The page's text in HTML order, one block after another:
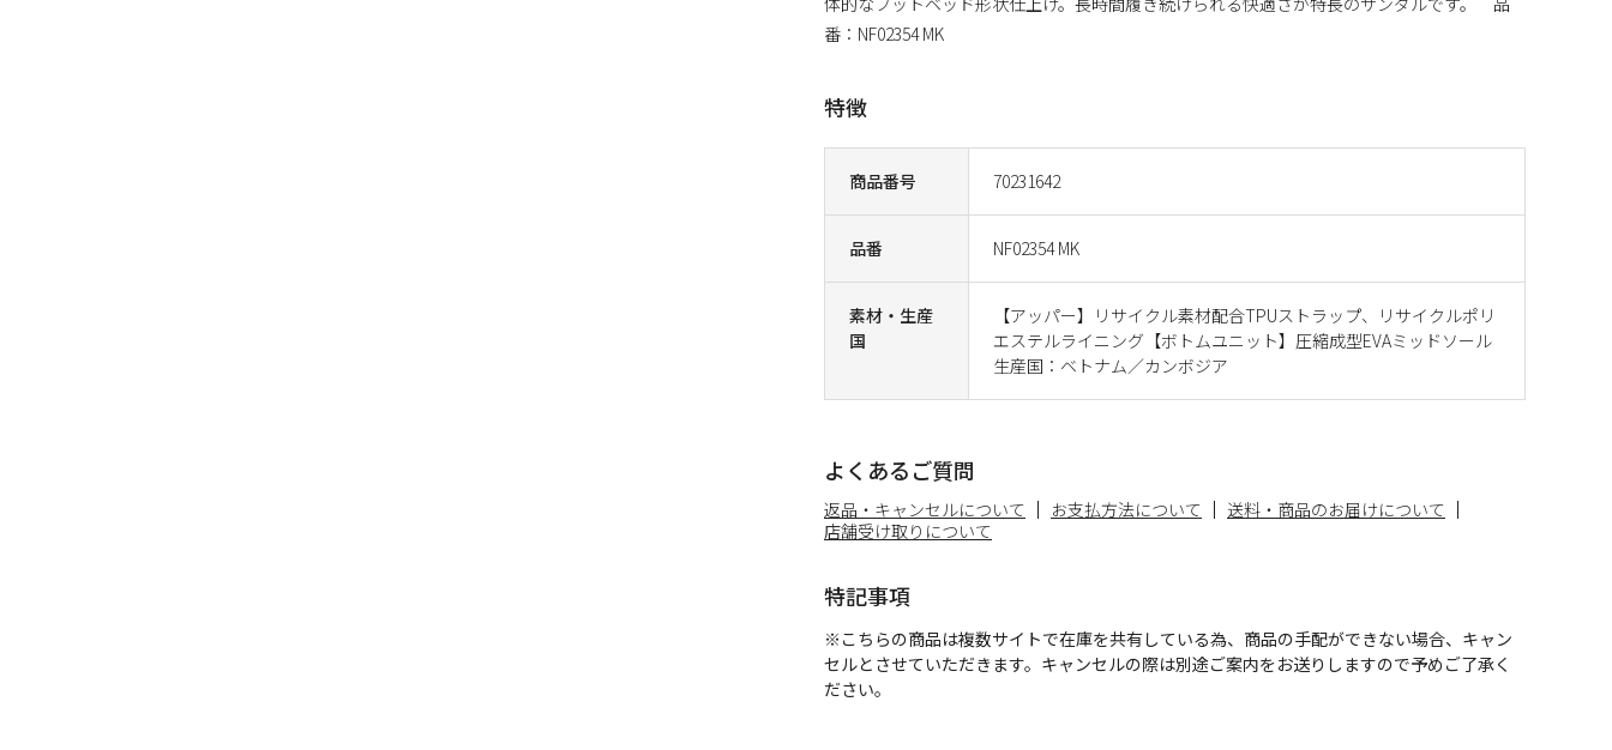
商品番号 70231642
品番 NF02354 MK
素材・生産
国
【アッパー】リサイクル素材配合TPUストラップ、リサイクルポリ
エステルライニング【ボトムユニット】圧縮成型EVAミッドソール
生産国：ベトナム／カンボジア
番：NF02354 MK
特徴
よくあるご質問
返品・キャンセルについて お支払方法について
送料・商品のお届けについて
店舗受け取りについて
特記事項
※こちらの商品は複数サイトで在庫を共有している為、商品の手配ができない場合、キャン
セルとさせていただきます。キャンセルの際は別途ご案内をお送りしますので予めご了承く
ださい。